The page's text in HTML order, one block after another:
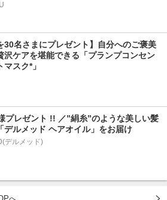
30名さまにプレゼント】自分へのご褒美
沢ケアを堪能できる「プランプコンセン
マスク*」
プレゼント !! ／”絹糸”のような美しい髪
デルメッド ヘアオイル」をお届け
デルメッド)